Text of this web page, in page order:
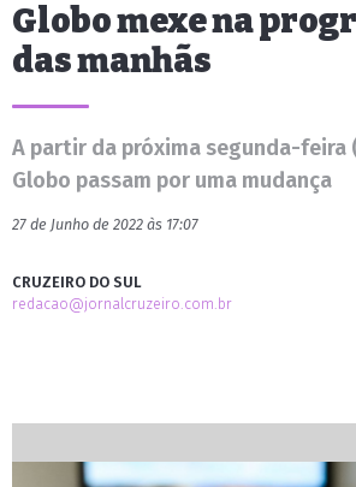
Globo mexe na
das manhãs
A partir da próxima segunda-feira
Globo passam por uma mudança
27 de Junho de 2022 às 17:07
CRUZEIRO DO SUL
redacao@jornalcruzeiro.com.br